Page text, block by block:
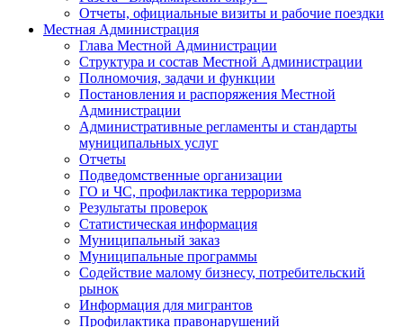
Отчеты, официальные визиты и рабочие поездки
Местная Администрация
Глава Местной Администрации
Структура и состав Местной Администрации
Полномочия, задачи и функции
Постановления и распоряжения Местной
Администрации
Административные регламенты и стандарты
муниципальных услуг
Отчеты
Подведомственные организации
ГО и ЧС, профилактика терроризма
Результаты проверок
Статистическая информация
Муниципальный заказ
Муниципальные программы
Содействие малому бизнесу, потребительский
рынок
Информация для мигрантов
Профилактика правонарушений